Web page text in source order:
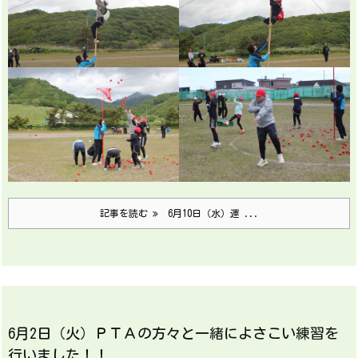
記事を読む 6月10日（水）運 ...
6月2日（火）ＰＴＡの方々と一緒によさこい練習を
行いました！！